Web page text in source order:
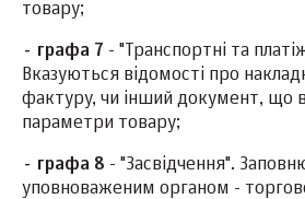
товару;
- графа 7 - "Транспортні та
Вказуються відомості про
фактуру, чи інший документ, що
параметри товару;
- графа 8 - "Засвідчення".
уповноваженим органом -